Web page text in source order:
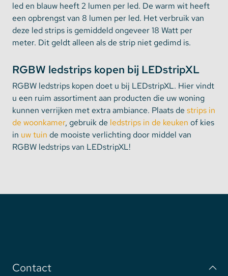
led en blauw heeft 2 lumen per led. De warm wit heeft
een opbrengst van 8 lumen per led. Het verbruik van
deze led strips is gemiddeld ongeveer 18 Watt per
meter. Dit geldt alleen als de strip niet gedimd is.
RGBW ledstrips kopen bij LEDstripXL
RGBW ledstrips kopen doet u bij LEDstripXL. Hier vindt
u een ruim assortiment aan producten die uw woning
kunnen verrijken met extra ambiance. Plaats de strips in
de woonkamer, gebruik de ledstrips in de keuken of kies
in uw tuin de mooiste verlichting door middel van
RGBW ledstrips van LEDstripXL!
Contact